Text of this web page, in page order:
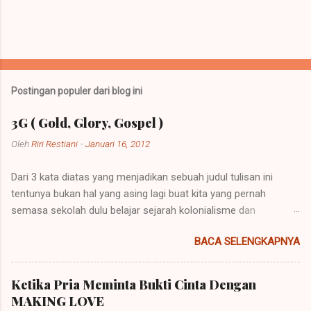
Postingan populer dari blog ini
3G ( Gold, Glory, Gospel )
OlehRiri Restiani -Januari 16, 2012
Dari 3 kata diatas yang menjadikan sebuah judul tulisan ini
tentunya bukan hal yang asing lagi buat kita yang pernah
semasa sekolah dulu belajar sejarah kolonialisme dan
bentuk kalimat yang mempunyai penjelasan yang berbeda
namun pada prinsipnya mempunyai maksud yang sama.
Imperialisme ialah sebuah kebijakan di mana sebuah negara
besar dapat memegang kendali atau pemerintahan atas daerah
BACA SELENGKAPNYA
Ketika Pria Meminta Bukti Cinta Dengan
MAKING LOVE